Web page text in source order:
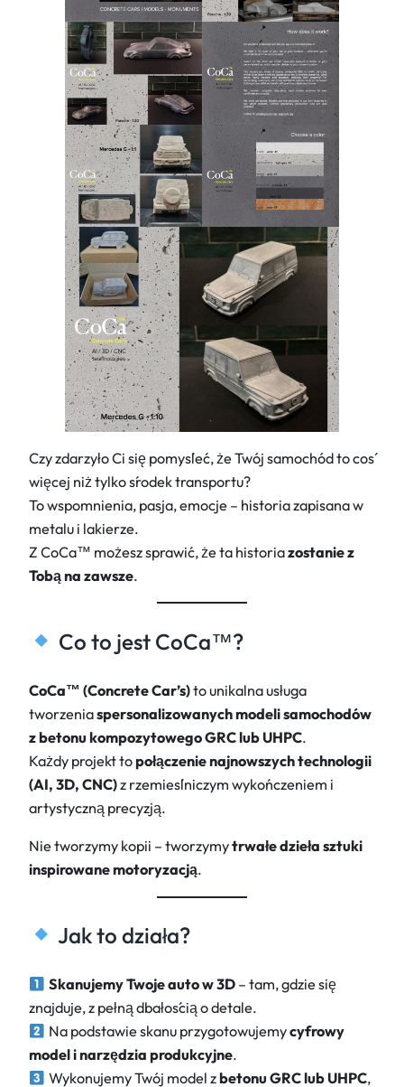
Czy zdarzyło Ci się pomyśleć, że Twój samochód to coś
więcej niż tylko środek transportu?
To wspomnienia, pasja, emocje – historia zapisana w
metalu i lakierze.
Z CoCa™ możesz sprawić, że ta historiazostanie z
Tobą na zawsze.
Co to jest CoCa™?
CoCa™ (Concrete Car’s)to unikalna usługa
tworzeniaspersonalizowanych modeli samochodów
z betonu kompozytowego GRC lub UHPC.
Każdy projekt topołączenie najnowszych technologii
(AI, 3D, CNC)z rzemieślniczym wykończeniem i
artystyczną precyzją.
Nie tworzymy kopii – tworzymytrwałe dzieła sztuki
inspirowane motoryzacją.
Jak to działa?
Skanujemy Twoje auto w 3D– tam, gdzie się
znajduje, z pełną dbałością o detale.
Na podstawie skanu przygotowujemycyfrowy
model i narzędzia produkcyjne.
Wykonujemy Twój model zbetonu GRC lub UHPC,